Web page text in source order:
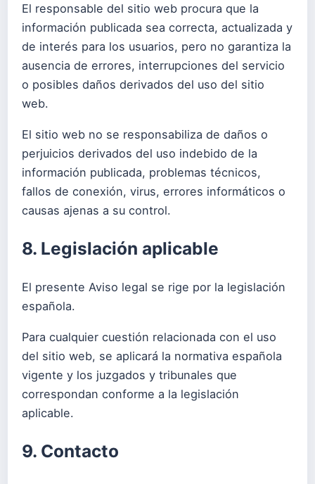
El responsable del sitio web procura que la
información publicada sea correcta, actualizada y
de interés para los usuarios, pero no garantiza la
ausencia de errores, interrupciones del servicio
o posibles daños derivados del uso del sitio
web.
El sitio web no se responsabiliza de daños o
perjuicios derivados del uso indebido de la
información publicada, problemas técnicos,
fallos de conexión, virus, errores informáticos o
causas ajenas a su control.
8. Legislación aplicable
El presente Aviso legal se rige por la legislación
española.
Para cualquier cuestión relacionada con el uso
del sitio web, se aplicará la normativa española
vigente y los juzgados y tribunales que
correspondan conforme a la legislación
aplicable.
9. Contacto